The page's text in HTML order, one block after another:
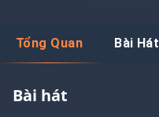
Tổng Quan Bài Hát
Bài hát